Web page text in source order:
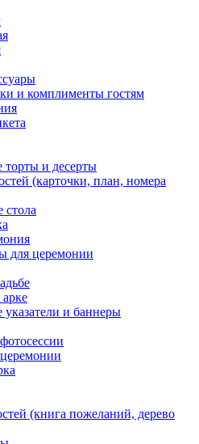
и комплименты гостям
торты и десерты
(карточки, план, номера
стола
для церемонии
и баннеры
(книга пожеланий, дерево